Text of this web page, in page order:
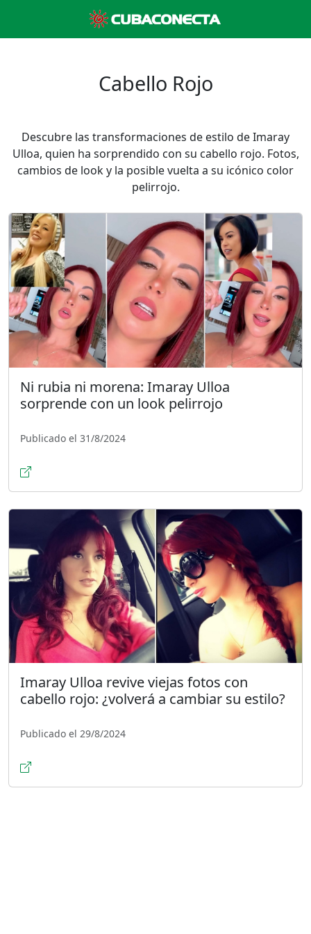
Cabello Rojo
Descubre las transformaciones de estilo de Imaray
Ulloa, quien ha sorprendido con su cabello rojo. Fotos,
cambios de look y la posible vuelta a su icónico color
pelirrojo.
Ni rubia ni morena: Imaray Ulloa
sorprende con un look pelirrojo
Publicado el 31/8/2024
Imaray Ulloa revive viejas fotos con
cabello rojo: ¿volverá a cambiar su estilo?
Publicado el 29/8/2024